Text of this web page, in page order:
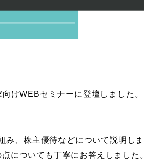
けWEBセミナーに登壇しました
、株主優待などについて説明し
についても丁寧にお答えしまし